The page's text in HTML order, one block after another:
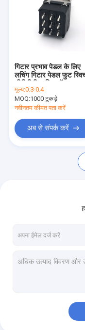
खोखले दस्ता एनकोडर
इलेक्ट्रिक गिटार बर्तन
रोटरी एनकोडर स्विच
इलेक्ट्रिक स्लाइड स्विच
गिटार प्रभाव पेडल के लिए
लचिंग गिटार पेडल फुट
मूल्य:0.3-0.4
MOQ:1000 टुकड़े
नवीनतम कीमत पता करें
अब से संपर्क करें